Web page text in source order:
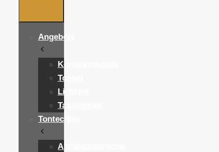
Angebote
Komplettpakete
Tonset
Lichtset
Tagungsset
Tontechnik
Aktivlautsprecher